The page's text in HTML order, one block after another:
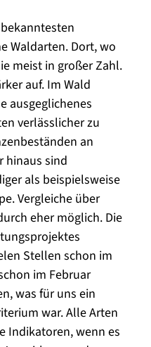
Waldarten. Dort, wo
meist in großer Zahl.
auf. Im Wald
ausgeglichenes
verlässlicher zu
an
hinaus sind
als beispielsweise
Vergleiche über
eher möglich. Die
Stellen schon im
im Februar
was für uns ein
war. Alle Arten
Indikatoren, wenn es